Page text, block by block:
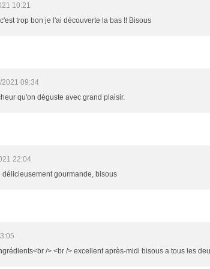
10:21
trop bon je l'ai découverte la bas !! Bisous
2021 09:34
qu'on déguste avec grand plaisir.
22:04
gourmande, bisous
/> <br /> excellent après-midi bisous a tous les